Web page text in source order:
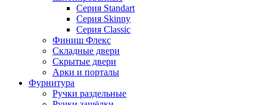
Серия Standart
Серия Skinny
Серия Classic
Финиш Флекс
Складные двери
Скрытые двери
Арки и порталы
Фурнитура
Ручки раздельные